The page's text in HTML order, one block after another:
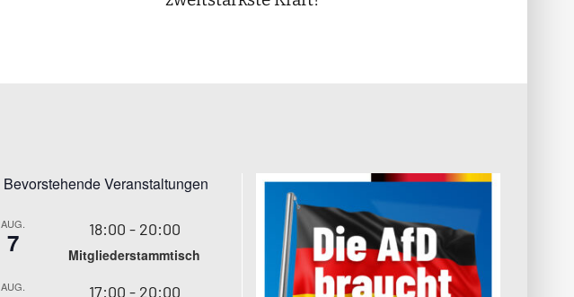
Bevorstehende Veranstaltungen
AUG.
7 18:00 - 20:00
Mitgliederstammtisch
AUG. 17:00 - 20:00